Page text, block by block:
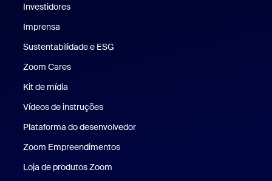
Investidores
Imprensa
Sustentabilidade e ESG
Zoom Cares
Kit de mídia
Vídeos de instruções
Plataforma do desenvolvedor
Zoom Empreendimentos
Loja de produtos Zoom